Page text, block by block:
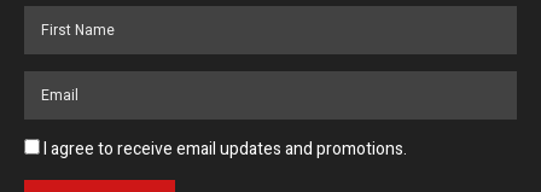
I agree to receive email updates and promotions.